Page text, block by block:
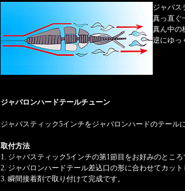
ジャバス
真っ直ぐ
真ん中の
逆にゆっ
ジャバロンハードテールチューン
ジャバスティック5インチをジャバロンハードのテー
取付方法
1. ジャバスティック5インチの第1節目をお好みのとこ
2. ジャバロンハードテール差込口の形に合わせてカッ
3. 瞬間接着剤で取り付けて完成です。